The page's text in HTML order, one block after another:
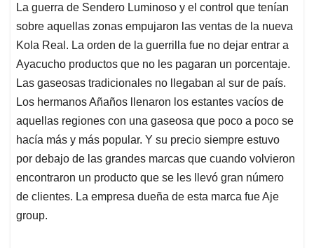
La guerra de Sendero Luminoso y el control que tenían
sobre aquellas zonas empujaron las ventas de la nueva
Kola Real. La orden de la guerrilla fue no dejar entrar a
Ayacucho productos que no les pagaran un porcentaje.
Las gaseosas tradicionales no llegaban al sur de país.
Los hermanos Añaños llenaron los estantes vacíos de
aquellas regiones con una gaseosa que poco a poco se
hacía más y más popular. Y su precio siempre estuvo
por debajo de las grandes marcas que cuando volvieron
encontraron un producto que se les llevó gran número
de clientes. La empresa dueña de esta marca fue Aje
group.